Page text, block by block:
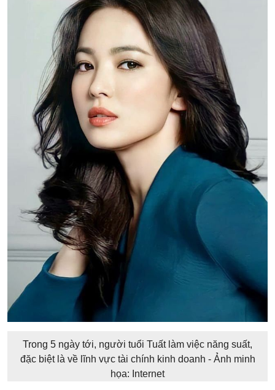
Trong 5 ngày tới, người tuổi Tuất làm việc năng suất,
đặc biệt là về lĩnh vực tài chính kinh doanh - Ảnh minh
họa: Internet